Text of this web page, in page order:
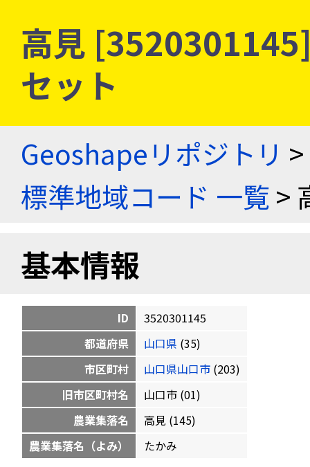
高見
セット
Geoshapeリポジトリ >
標準地域コード 一覧>
基本情報
ID
3520301145
都道府県
山口県 (35)
市区町村
山口県山口市 (203)
旧市区町村名
山口市 (01)
農業集落名
高見 (145)
農業集落名（よみ）
たかみ